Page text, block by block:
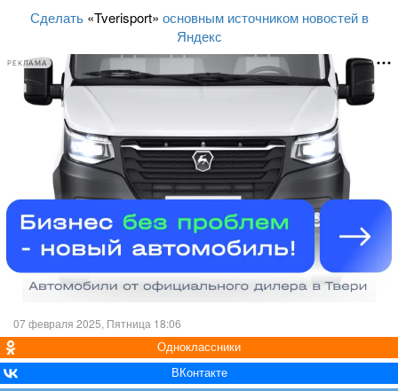
Сделать «Tverisport» основным источником новостей в
Яндекс
РЕКЛАМА
07 февраля 2025, Пятница 18:06
Одноклассники
ВКонтакте